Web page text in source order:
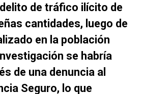
de tráfico ilícito de
cantidades, luego de
en la población
se habría
de una denuncia al
Seguro, lo que